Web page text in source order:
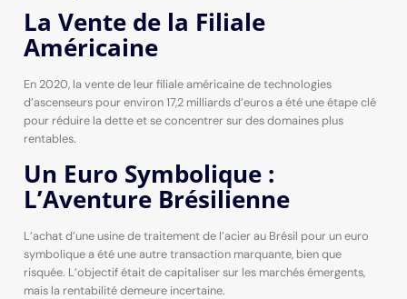
La Vente de la Filiale
Américaine
En 2020, la vente de leur filiale américaine de technologies
d’ascenseurs pour environ 17,2 milliards d’euros a été une étape clé
pour réduire la dette et se concentrer sur des domaines plus
rentables.
Un Euro Symbolique :
L’Aventure Brésilienne
L’achat d’une usine de traitement de l’acier au Brésil pour un euro
symbolique a été une autre transaction marquante, bien que
risquée. L’objectif était de capitaliser sur les marchés émergents,
mais la rentabilité demeure incertaine.